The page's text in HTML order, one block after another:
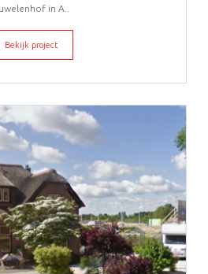
in A..
Bekijk project